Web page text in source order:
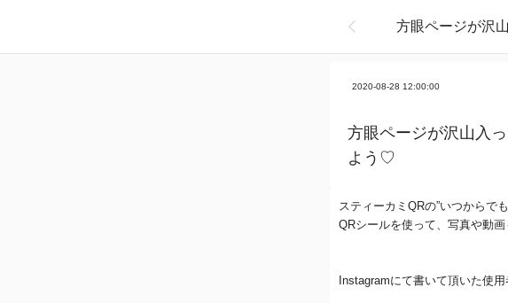
2020-08-28 12:00:00
方眼ページが沢山入
よう♡
スティーカミQRの”いつからで
QRシールを使って、写真や動
Instagramにて書いて頂いた使